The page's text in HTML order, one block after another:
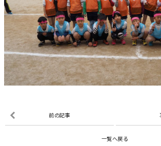
前の記事
一覧へ戻る